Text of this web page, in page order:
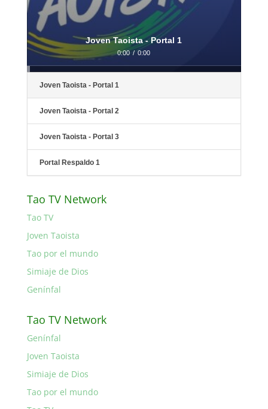
Joven Taoista - Portal 1
0:00 / 0:00
Joven Taoista - Portal 1
Joven Taoista - Portal 2
Joven Taoista - Portal 3
Portal Respaldo 1
Tao TV Network
Tao TV
Joven Taoista
Tao por el mundo
Simiaje de Dios
Genínfal
Tao TV Network
Genínfal
Joven Taoista
Simiaje de Dios
Tao por el mundo